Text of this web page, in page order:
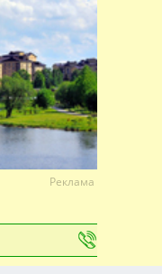
Реклама